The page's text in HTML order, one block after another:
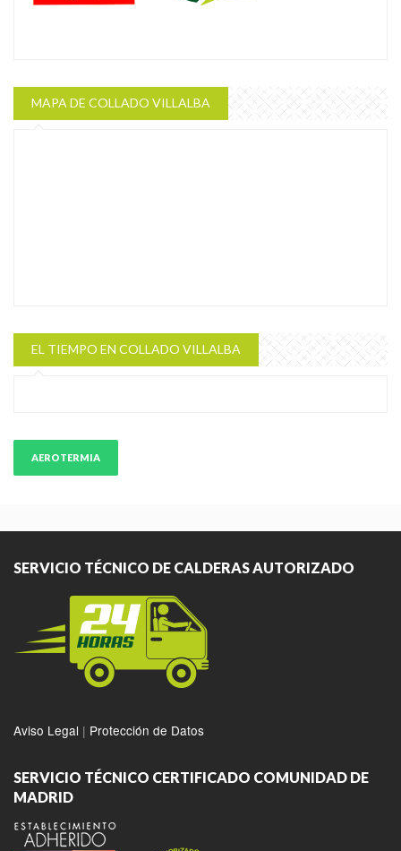
MAPA DE COLLADO VILLALBA
EL TIEMPO EN COLLADO VILLALBA
AEROTERMIA
SERVICIO TÉCNICO DE CALDERAS AUTORIZADO
Aviso Legal | Protección de Datos
SERVICIO TÉCNICO CERTIFICADO COMUNIDAD DE
MADRID